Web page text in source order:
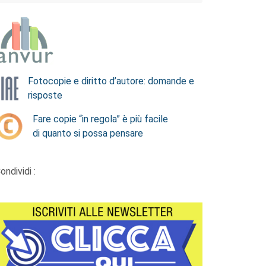
Fotocopie e diritto d’autore: domande e
risposte
Fare copie “in regola” è più facile
di quanto si possa pensare
: